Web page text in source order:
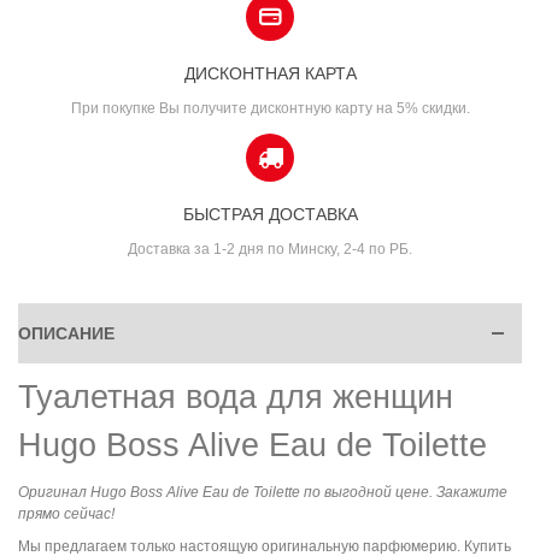
ДИСКОНТНАЯ КАРТА
При покупке Вы получите дисконтную карту на 5% скидки.
БЫСТРАЯ ДОСТАВКА
Доставка за 1-2 дня по Минску, 2-4 по РБ.
ОПИСАНИЕ
Туалетная вода для женщин
Hugo Boss Alive Eau de Toilette
Оригинал Hugo Boss Alive Eau de Toilette по выгодной цене. Закажите
прямо сейчас!
Мы предлагаем только настоящую оригинальную парфюмерию. Купить